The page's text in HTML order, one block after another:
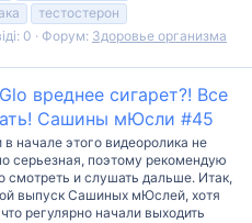
тестостерон
0 Форум: Здоровье организма
вреднее сигарет?! Все
Сашины мЮсли #45
начале этого видеоролика не
серьезная, поэтому рекомендую
смотреть и слушать дальше. Итак,
выпуск Сашиных мЮслей, хотя
регулярно начали выходить